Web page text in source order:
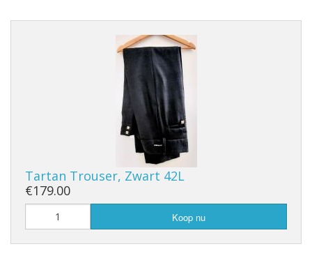
Tartan Trouser, Zwart 42L
€179.00
Koop nu